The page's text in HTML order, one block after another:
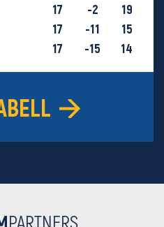
17 -2
19
17 -11
15
17 -15
14
PARTNERS